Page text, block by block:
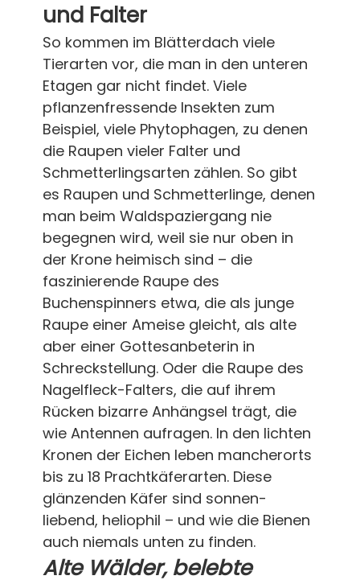
und Falter
So kommen im Blätterdach viele
Tierarten vor, die man in den unteren
Etagen gar nicht findet. Viele
pflanzenfressende Insekten zum
Beispiel, viele Phytophagen, zu denen
die Raupen vieler Falter und
Schmetterlingsarten zählen. So gibt
es Raupen und Schmetterlinge, denen
man beim Waldspaziergang nie
begegnen wird, weil sie nur oben in
der Krone heimisch sind – die
faszinierende Raupe des
Buchenspinners etwa, die als junge
Raupe einer Ameise gleicht, als alte
aber einer Gottesanbeterin in
Schreckstellung. Oder die Raupe des
Nagelfleck-Falters, die auf ihrem
Rücken bizarre Anhängsel trägt, die
wie Antennen aufragen. In den lichten
Kronen der Eichen leben mancherorts
bis zu 18 Prachtkäferarten. Diese
glänzenden Käfer sind sonnen-
liebend, heliophil – und wie die Bienen
auch niemals unten zu finden.
Alte Wälder, belebte